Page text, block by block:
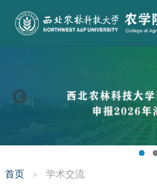
首页 学术交流